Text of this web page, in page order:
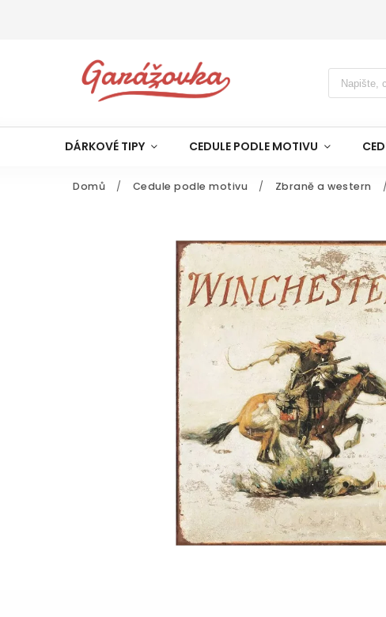
DÁRKOVÉ TIPY CEDULE PODLE MOTIVU
Domů / Cedule podle motivu / Zbraně a western /